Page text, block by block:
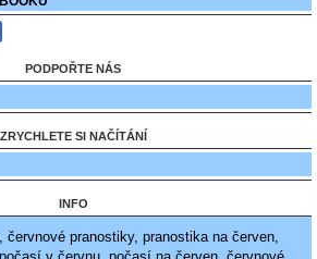
PODPOŘTE NÁS
ZRYCHLETE SI NAČÍTÁNÍ
INFO
červnové pranostiky, pranostika na červen,